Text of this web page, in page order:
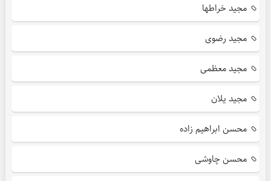
مجید خراطها
مجید رضوی
مجید معظمی
مجید یلان
محسن ابراهیم زاده
محسن چاوشی